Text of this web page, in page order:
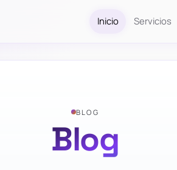
Inicio Servicios
BLOG
Blog